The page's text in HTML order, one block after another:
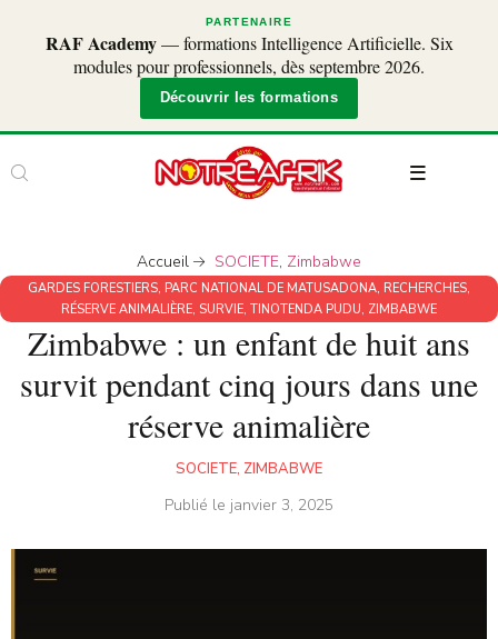
PARTENAIRE
RAF Academy— formations Intelligence Artificielle. Six
modules pour professionnels, dès septembre 2026.
Découvrir les formations
Accueil SOCIETE, Zimbabwe
GARDES FORESTIERS, PARC NATIONAL DE MATUSADONA, RECHERCHES,
RÉSERVE ANIMALIÈRE, SURVIE, TINOTENDA PUDU, ZIMBABWE
Zimbabwe : un enfant de huit ans
survit pendant cinq jours dans une
réserve animalière
SOCIETE, ZIMBABWE
Publié le janvier 3, 2025